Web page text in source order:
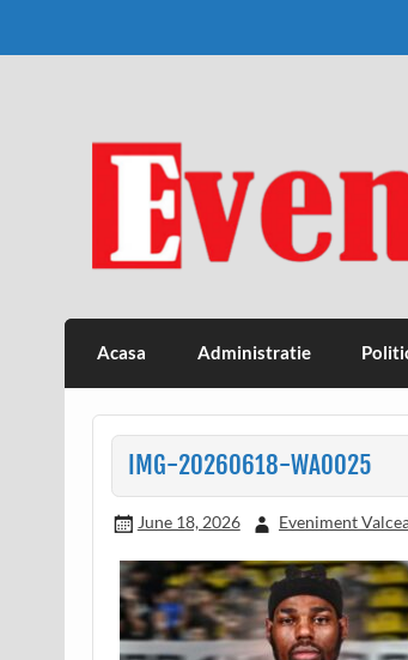
Eveniment
Acasa Administratie
IMG-20260618-WA0025
June 18, 2026 Eveniment